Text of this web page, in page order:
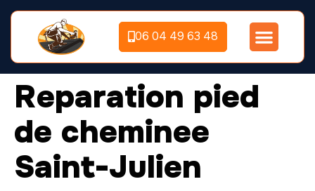
06 04 49 63 48
Reparation pied
de cheminee
Saint-Julien